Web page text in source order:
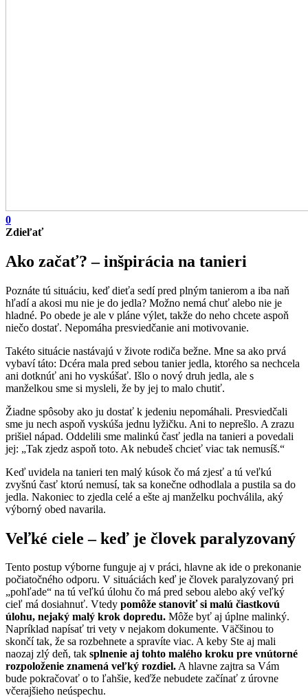
0
Zdieľať
Ako začať? – inšpirácia na tanieri
Poznáte tú situáciu, keď dieťa sedí pred plným tanierom a iba naň
hľadí a akosi mu nie je do jedla? Možno nemá chuť alebo nie je
hladné. Po obede je ale v pláne výlet, takže do neho chcete aspoň
niečo dostať. Nepomáha presviedčanie ani motivovanie.
Takéto situácie nastávajú v živote rodiča bežne. Mne sa ako prvá
vybaví táto: Dcéra mala pred sebou tanier jedla, ktorého sa nechcela
ani dotknúť ani ho vyskúšať. Išlo o nový druh jedla, ale s
manželkou sme si mysleli, že by jej to malo chutiť.
Žiadne spôsoby ako ju dostať k jedeniu nepomáhali. Presviedčali
sme ju nech aspoň vyskúša jednu lyžičku. Ani to neprešlo. A zrazu
prišiel nápad. Oddelili sme malinkú časť jedla na tanieri a povedali
jej: „Tak zjedz aspoň toto. Ak nebudeš chcieť viac tak nemusíš.“
Keď uvidela na tanieri ten malý kúsok čo má zjesť a tú veľkú
zvyšnú časť ktorú nemusí, tak sa konečne odhodlala a pustila sa do
jedla. Nakoniec to zjedla celé a ešte aj manželku pochválila, aký
výborný obed navarila.
Veľké ciele – keď je človek paralyzovaný
Tento postup výborne funguje aj v práci, hlavne ak ide o prekonanie
počiatočného odporu. V situáciách keď je človek paralyzovaný pri
„pohľade“ na tú veľkú úlohu čo má pred sebou alebo aký veľký
cieľ má dosiahnuť. Vtedy pomôže stanoviť si malú čiastkovú
úlohu, nejaký malý krok dopredu. Môže byť aj úplne malinký.
Napríklad napísať tri vety v nejakom dokumente. Väčšinou to
skončí tak, že sa rozbehnete a spravíte viac. A keby Ste aj mali
naozaj zlý deň, tak splnenie aj tohto malého kroku pre vnútorné
rozpoloženie znamená veľký rozdiel.A hlavne zajtra sa Vám
bude pokračovať o to ľahšie, keďže nebudete začínať z úrovne
včerajšieho neúspechu.